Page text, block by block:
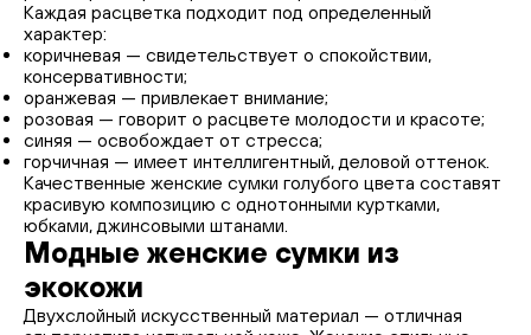
Каждая расцветка подходит под определенный
характер:
коричневая — свидетельствует о спокойствии,
консервативности;
оранжевая — привлекает внимание;
розовая — говорит о расцвете молодости и красоте;
синяя — освобождает от стресса;
горчичная — имеет интеллигентный, деловой оттенок.
Качественные женские сумки голубого цвета составят
красивую композицию с однотонными куртками,
юбками, джинсовыми штанами.
Модные женские сумки из
экокожи
Двухслойный искусственный материал — отличная